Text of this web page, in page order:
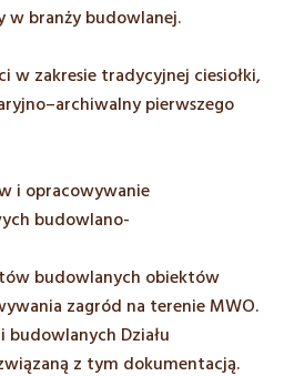
w branży budowlanej.
w zakresie tradycyjnej ciesiołki,
pierwszego
i opracowywanie
budowlano-
budowlanych obiektów
zagród na terenie MWO.
Działu
z tym dokumentacją.